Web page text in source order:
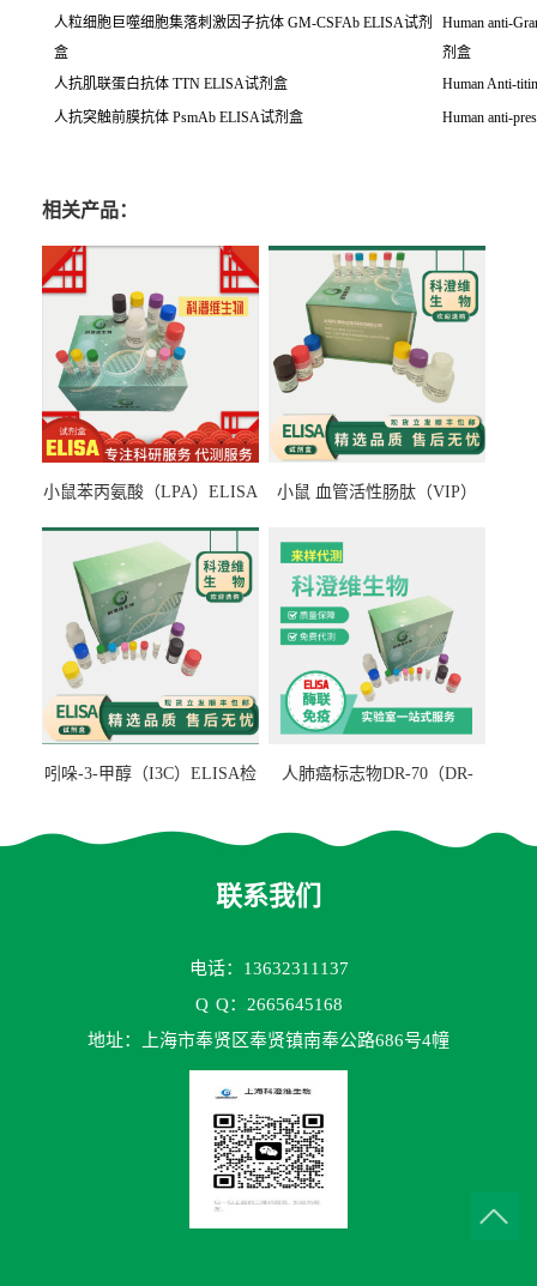
人粒细胞巨噬细胞集落刺激因子抗体 GM-CSFAb ELISA试剂
盒
Human anti-
剂盒
人抗肌联蛋白抗体 TTN ELISA试剂盒
Human Anti-
人抗突触前膜抗体 PsmAb ELISA试剂盒 Human anti-
相关产品：
小鼠苯丙氨酸（LPA）ELISA
小鼠 血管活性肠肽（VIP）
吲哚-3-甲醇（I3C）ELISA检
人肺癌标志物DR-70（DR-
联系我们
电话：13632311137
Q Q：2665645168
地址：上海市奉贤区奉贤镇南奉公路686号4幢